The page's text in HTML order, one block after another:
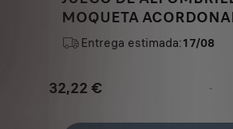
MOQUETA
DELANTERO
Entrega estimada:17/08
32,22 €
Price
-
Quantity